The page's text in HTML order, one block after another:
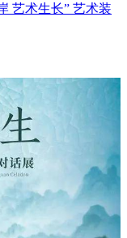
艺术生长” 艺术装